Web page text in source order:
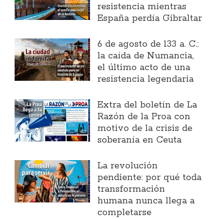
resistencia mientras
España perdía Gibraltar
6 de agosto de 133 a. C.:
la caída de Numancia,
el último acto de una
resistencia legendaria
Extra del boletín de La
Razón de la Proa con
motivo de la crisis de
soberanía en Ceuta
La revolución
pendiente: por qué toda
transformación
humana nunca llega a
completarse